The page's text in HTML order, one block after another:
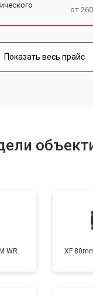
от
Показать весь прайс
WR
XF